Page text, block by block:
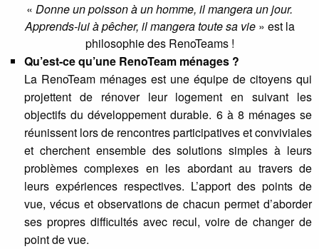
« Donne un poisson à un homme, il mangera un jour.
Apprends-lui à pêcher, il mangera toute sa vie» est la
philosophie des RenoTeams !
Qu’est-ce qu’une RenoTeam ménages ?
La RenoTeam ménages est une équipe de citoyens qui
projettent de rénover leur logement en suivant les
objectifs du développement durable. 6 à 8 ménages se
réunissent lors de rencontres participatives et conviviales
et cherchent ensemble des solutions simples à leurs
problèmes complexes en les abordant au travers de
leurs expériences respectives. L’apport des points de
vue, vécus et observations de chacun permet d’aborder
ses propres difficultés avec recul, voire de changer de
point de vue.